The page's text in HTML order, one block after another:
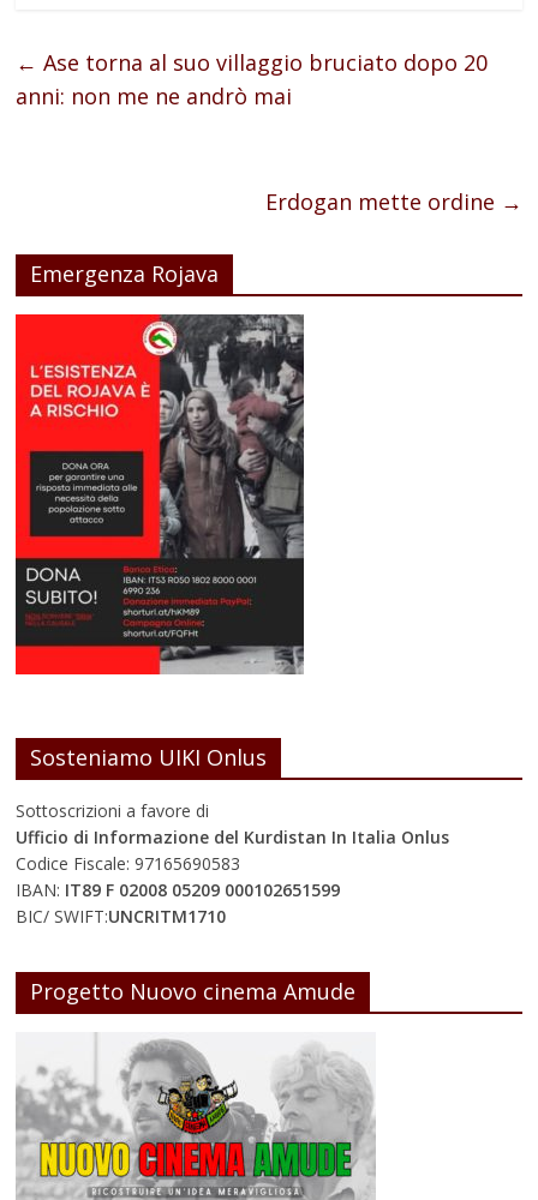
← Ase torna al suo villaggio bruciato dopo 20
anni: non me ne andrò mai
Erdogan mette ordine →
Emergenza Rojava
Sosteniamo UIKI Onlus
Sottoscrizioni a favore di
Ufficio di Informazione del Kurdistan In Italia Onlus
Codice Fiscale: 97165690583
IBAN: IT89 F 02008 05209 000102651599
BIC/ SWIFT:UNCRITM1710
Progetto Nuovo cinema Amude